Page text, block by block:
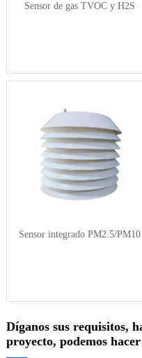
Sensor de gas TVOC y H2S
Sensor integrado PM2.5/PM10
Díganos sus requisitos,
proyecto, podemos